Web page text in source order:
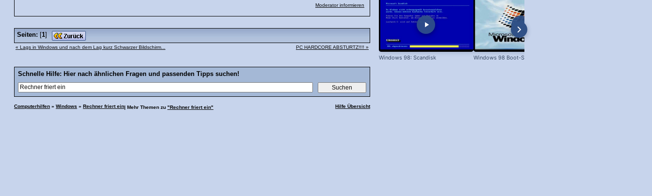
Moderator informieren
Seiten: [1]
« Lags in Windows und nach dem Lag kurz Schwarzer Bildschirm... PC HARDCORE ABSTURTZ!!!! »
Schnelle Hilfe: Hier nach ähnlichen Fragen und passenden Tipps suchen!
Computerhilfen » Windows » Rechner friert ein Hilfe Übersicht
| Mehr Themen zu "Rechner friert ein"
Windows 98: Scandisk Windows 98 Boot-Screen